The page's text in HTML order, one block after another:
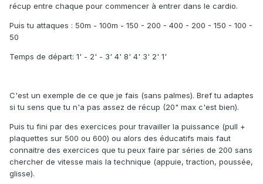
récup entre chaque pour commencer à entrer dans le cardio.
Puis tu attaques : 50m - 100m - 150 - 200 - 400 - 200 - 150 - 100 -
50
Temps de départ: 1' - 2' - 3' 4' 8' 4' 3' 2' 1'
C'est un exemple de ce que je fais (sans palmes). Bref tu adaptes
si tu sens que tu n'a pas assez de récup (20" max c'est bien).
Puis tu fini par des exercices pour travailler la puissance (pull +
plaquettes sur 500 ou 600) ou alors des éducatifs mais faut
connaitre des exercices que tu peux faire par séries de 200 sans
chercher de vitesse mais la technique (appuie, traction, poussée,
glisse).